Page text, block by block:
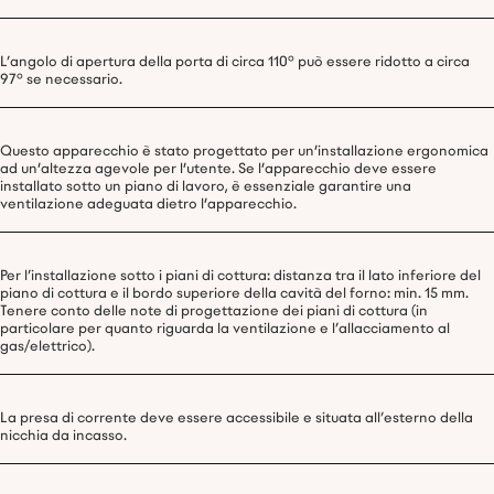
L’angolo di apertura della porta di circa 110° può essere ridotto a circa
97° se necessario.
Questo apparecchio è stato progettato per un'installazione ergonomica
ad un'altezza agevole per l'utente. Se l'apparecchio deve essere
installato sotto un piano di lavoro, è essenziale garantire una
ventilazione adeguata dietro l'apparecchio.
Per l’installazione sotto i piani di cottura: distanza tra il lato inferiore del
piano di cottura e il bordo superiore della cavità del forno: min. 15 mm.
Tenere conto delle note di progettazione dei piani di cottura (in
particolare per quanto riguarda la ventilazione e l’allacciamento al
gas/elettrico).
La presa di corrente deve essere accessibile e situata all’esterno della
nicchia da incasso.